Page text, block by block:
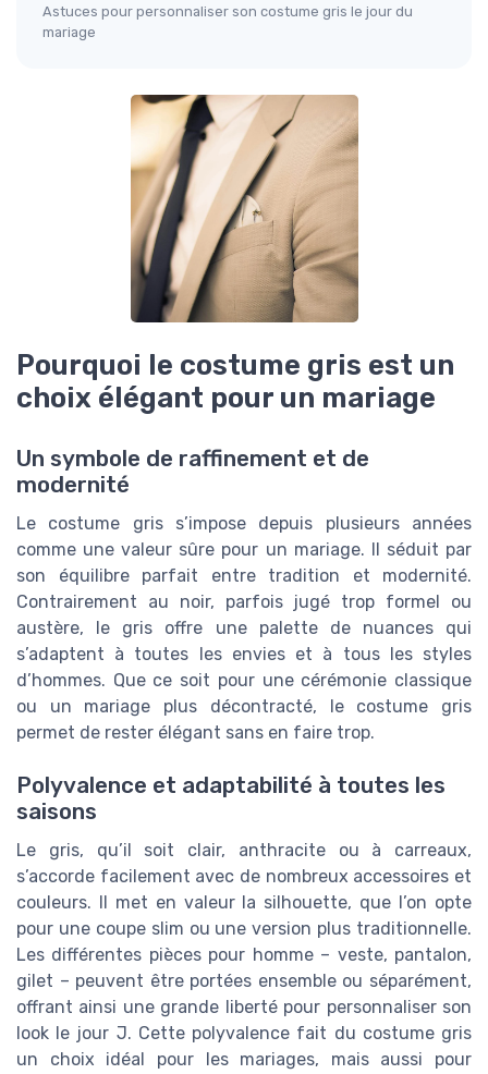
Astuces pour personnaliser son costume gris le jour du
mariage
Pourquoi le costume gris est un
choix élégant pour un mariage
Un symbole de raffinement et de
modernité
Le costume gris s’impose depuis plusieurs années
comme une valeur sûre pour un mariage. Il séduit par
son équilibre parfait entre tradition et modernité.
Contrairement au noir, parfois jugé trop formel ou
austère, le gris offre une palette de nuances qui
s’adaptent à toutes les envies et à tous les styles
d’hommes. Que ce soit pour une cérémonie classique
ou un mariage plus décontracté, le costume gris
permet de rester élégant sans en faire trop.
Polyvalence et adaptabilité à toutes les
saisons
Le gris, qu’il soit clair, anthracite ou à carreaux,
s’accorde facilement avec de nombreux accessoires et
couleurs. Il met en valeur la silhouette, que l’on opte
pour une coupe slim ou une version plus traditionnelle.
Les différentes pièces pour homme – veste, pantalon,
gilet – peuvent être portées ensemble ou séparément,
offrant ainsi une grande liberté pour personnaliser son
look le jour J. Cette polyvalence fait du costume gris
un choix idéal pour les mariages, mais aussi pour